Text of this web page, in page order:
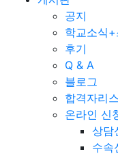
공지
학교소식
후기
Q & A
블로그
합격자리
온라인 신
상담
수속